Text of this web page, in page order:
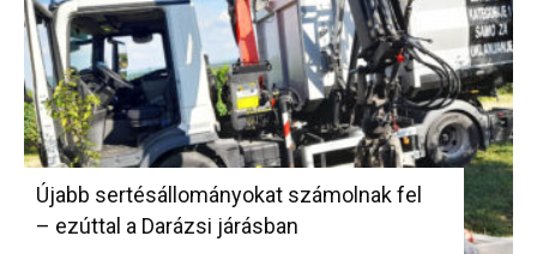
Újabb sertésállományokat számolnak fel
– ezúttal a Darázsi járásban